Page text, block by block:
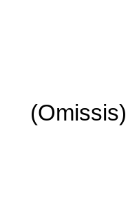
(Omissis)